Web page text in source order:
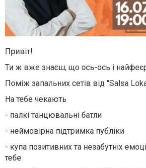
Привіт!
Ти ж вже знаєш, що ось-ось і
Поміж запальних сетів від "Salsa
На тебе чекають
- палкі танцювальні батли
- неймовірна підтримка публіки
- купа позитивних та незабутніх
тебе